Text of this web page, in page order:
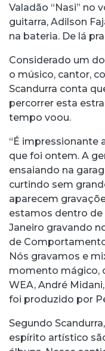
Valadão “Nasi” no
guitarra, Adilson
na bateria. De lá
Considerado um
o músico, cantor,
Scandurra conta
percorrer esta
tempo voou.
“É impressionante
que foi ontem. A
ensaiando na
curtindo sem
aparecem
estamos dentro
Janeiro gravando
de
Nós gravamos e
momento mágico,
WEA, André
foi produzido por
Segundo
espírito artístico